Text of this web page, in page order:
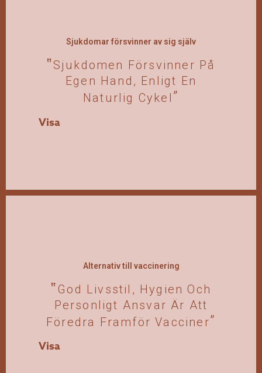
Sjukdomar försvinner av sig själv
Sjukdomen Försvinner På
Egen Hand, Enligt En
Naturlig Cykel
Visa
Alternativ till vaccinering
God Livsstil, Hygien Och
Personligt Ansvar Är Att
Föredra Framför Vacciner
Visa